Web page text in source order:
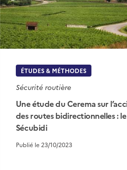
ÉTUDES & MÉTHODES
Sécurité routière
Une étude du Cerema sur
des routes bidirectionnelles :
Sécubidi
Publié le 23/10/2023